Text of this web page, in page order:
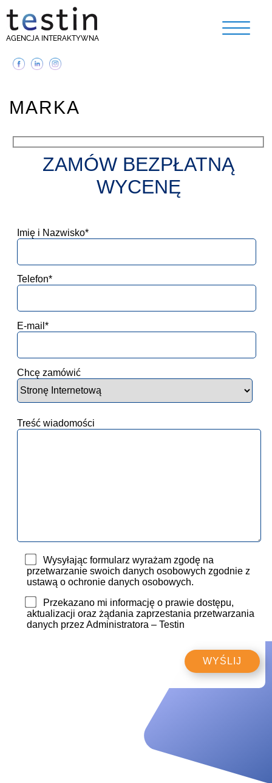
AGENCJA INTERAKTYWNA
MARKA
ZAMÓW BEZPŁATNĄ
WYCENĘ
Imię i Nazwisko*
Telefon*
E-mail*
Chcę zamówić
Treść wiadomości
Wysyłając formularz wyrażam zgodę na
przetwarzanie swoich danych osobowych zgodnie z
ustawą o ochronie danych osobowych.
Przekazano mi informację o prawie dostępu,
aktualizacji oraz żądania zaprzestania przetwarzania
danych przez Administratora – Testin